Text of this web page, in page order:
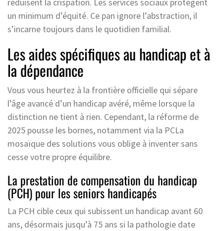
réduisent la crispation. Les services sociaux protègent
un minimum d’équité. Ce pan ignore l’abstraction, il
s’incarne toujours dans le quotidien familial.
Les aides spécifiques au handicap et à
la dépendance
Vous vous heurtez à la frontière officielle qui sépare
l’âge avancé d’un handicap avéré, même lorsque la
distinction ne tient à rien. Cependant, la réforme de
2025 pousse les bornes, notamment via la PCLa
mosaïque des solutions vous oblige à inventer sans
cesse votre propre équilibre.
La prestation de compensation du handicap
(PCH) pour les seniors handicapés
La PCH cible ceux qui subissent un handicap avant 60
ans, désormais jusqu’à 75 ans si la pathologie date